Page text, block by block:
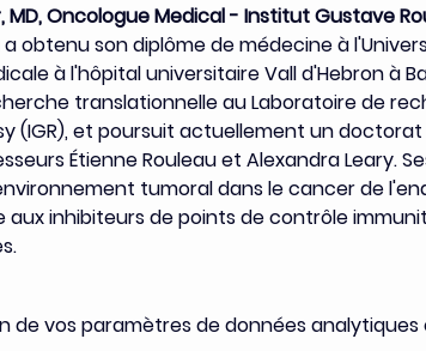
MD, Oncologue Medical - Institut Gustave
a obtenu son diplôme de médecine à
à l'hôpital universitaire Vall d'Hebron à
translationnelle au Laboratoire de
(IGR), et poursuit actuellement un doctorat
Étienne Rouleau et Alexandra Leary.
tumoral dans le cancer de
inhibiteurs de points de contrôle
de vos paramètres de données